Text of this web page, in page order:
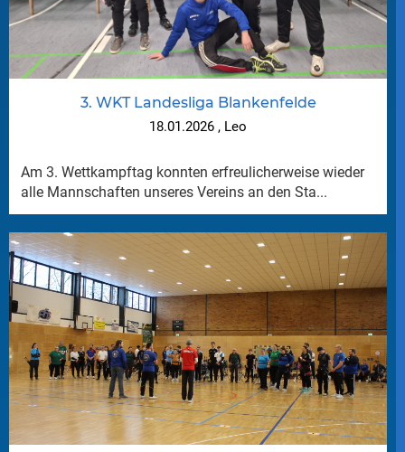
3. WKT Landesliga Blankenfelde
18.01.2026 , Leo
Am 3. Wettkampftag konnten erfreulicherweise wieder
alle Mannschaften unseres Vereins an den Sta...